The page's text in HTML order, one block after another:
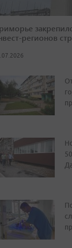
регионов